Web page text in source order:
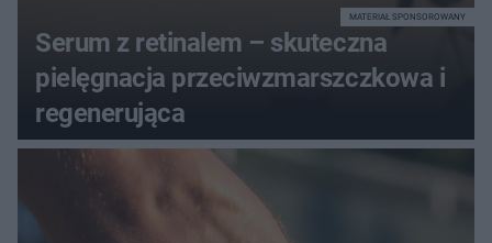
Serum z retinalem – skuteczna
pielęgnacja przeciwzmarszczkowa i
regenerująca
MATERIAŁ SPONSOROWANY